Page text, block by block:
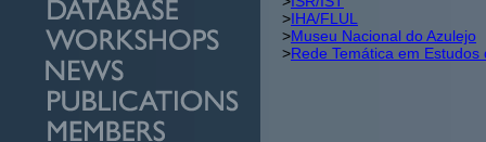
>IHA/FLUL
>Museu Nacional do Azulejo
>Rede Temática em